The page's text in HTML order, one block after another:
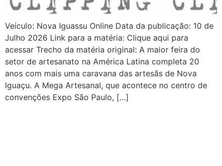
Veículo: Nova Iguassu Online Data da publicação: 10 de
Julho 2026 Link para a matéria: Clique aqui para
acessar Trecho da matéria original: A maior feira do
setor de artesanato na América Latina completa 20
anos com mais uma caravana das artesãs de Nova
Iguaçu. A Mega Artesanal, que acontece no centro de
convenções Expo São Paulo, […]